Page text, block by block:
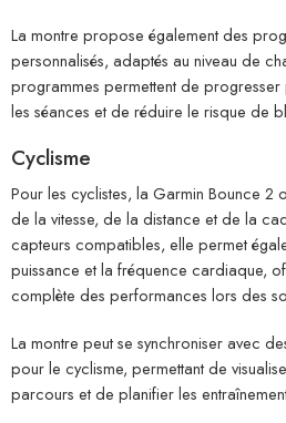
La montre propose également des
personnalisés, adaptés au niveau de
programmes permettent de progresser
les séances et de réduire le risque de
Cyclisme
Pour les cyclistes, la Garmin Bounce 2
de la vitesse, de la distance et de la
capteurs compatibles, elle permet
puissance et la fréquence cardiaque,
complète des performances lors des
La montre peut se synchroniser avec
pour le cyclisme, permettant de
parcours et de planifier les